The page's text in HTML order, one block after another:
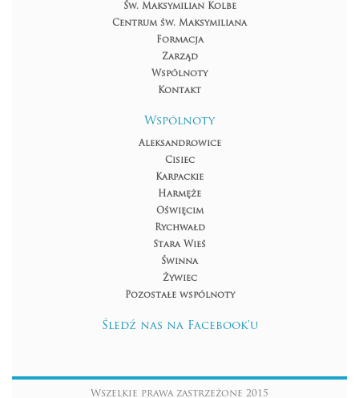
Św. Maksymilian Kolbe
Centrum św. Maksymiliana
Formacja
Zarząd
Wspólnoty
Kontakt
Wspólnoty
Aleksandrowice
Cisiec
Karpackie
Harmęże
Oświęcim
Rychwałd
Stara Wieś
Świnna
Żywiec
Pozostałe wspólnoty
Śledź nas na Facebook'u
Wszelkie prawa zastrzeżone 2015